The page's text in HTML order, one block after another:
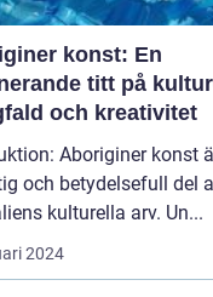
konst: En
titt på
och kreativitet
konst är
och betydelsefull del
kulturella arv. Un...
2024